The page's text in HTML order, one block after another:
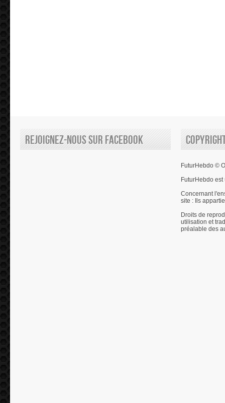
Rejoignez-nous sur Facebook
FuturHebdo ©
FuturHebdo
Concernant
site : Ils
Droits de
utilisation et
préalable des